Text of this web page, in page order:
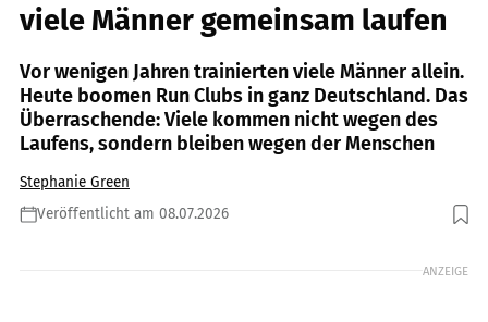
viele Männer gemeinsam laufen
Vor wenigen Jahren trainierten viele Männer allein.
Heute boomen Run Clubs in ganz Deutschland. Das
Überraschende: Viele kommen nicht wegen des
Laufens, sondern bleiben wegen der Menschen
Stephanie Green
Veröffentlicht am 08.07.2026
Foto: svetikd, Getty Images
ANZEIGE